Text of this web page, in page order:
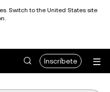
Switch to the United States site
Inscríbete